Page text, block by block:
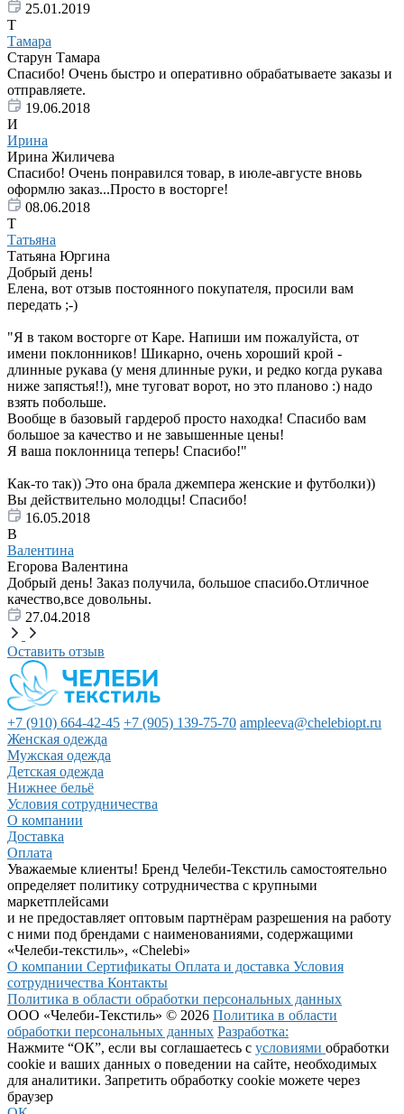
25.01.2019
Т
Тамара
Старун Тамара
Спасибо! Очень быстро и оперативно обрабатываете заказы и
отправляете.
19.06.2018
И
Ирина
Ирина Жиличева
Спасибо! Очень понравился товар, в июле-августе вновь
оформлю заказ...Просто в восторге!
08.06.2018
Т
Татьяна
Татьяна Юргина
Добрый день!
Елена, вот отзыв постоянного покупателя, просили вам
передать ;-)
"Я в таком восторге от Каре. Напиши им пожалуйста, от
имени поклонников! Шикарно, очень хороший крой -
длинные рукава (у меня длинные руки, и редко когда рукава
ниже запястья!!), мне туговат ворот, но это планово :) надо
взять побольше.
Вообще в базовый гардероб просто находка! Спасибо вам
большое за качество и не завышенные цены!
Я ваша поклонница теперь! Спасибо!"
Как-то так)) Это она брала джемпера женские и футболки))
Вы действительно молодцы! Спасибо!
16.05.2018
В
Валентина
Егорова Валентина
Добрый день! Заказ получила, большое спасибо.Отличное
качество,все довольны.
27.04.2018
Оставить отзыв
+7 (910) 664-42-45 +7 (905) 139-75-70 ampleeva@chelebiopt.ru
Женская одежда
Мужская одежда
Детская одежда
Нижнее бельё
Условия сотрудничества
О компании
Доставка
Оплата
Уважаемые клиенты! Бренд Челеби-Текстиль самостоятельно
определяет политику сотрудничества с крупными
маркетплейсами
и не предоставляет оптовым партнёрам разрешения на работу
с ними под брендами с наименованиями, содержащими
«Челеби-текстиль», «Chelebi»
О компании Сертификаты Оплата и доставка Условия
сотрудничества Контакты
Политика в области обработки персональных данных
ООО «Челеби-Текстиль» © 2026 Политика в области
обработки персональных данных Разработка:
Нажмите “ОК”, если вы соглашаетесь с условиями обработки
cookie и ваших данных о поведении на сайте, необходимых
для аналитики. Запретить обработку cookie можете через
браузер